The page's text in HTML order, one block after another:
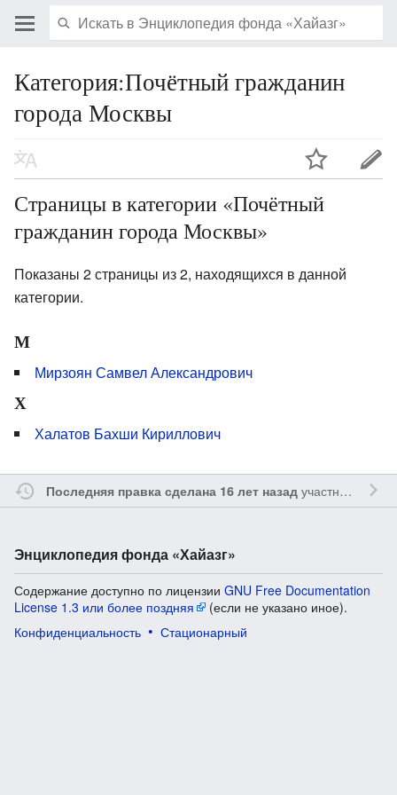
Категория:Почётный гражданин
города Москвы
Страницы в категории «Почётный
гражданин города Москвы»
Показаны 2 страницы из 2, находящихся в данной
категории.
М
Мирзоян Самвел Александрович
Х
Халатов Бахши Кириллович
Последняя правка сделана 16 лет назадучастником
Энциклопедия фонда «Хайазг»
Содержание доступно по лицензии GNU Free Documentation
License 1.3 или более поздняя
(если не указано иное).
Конфиденциальность
Стационарный